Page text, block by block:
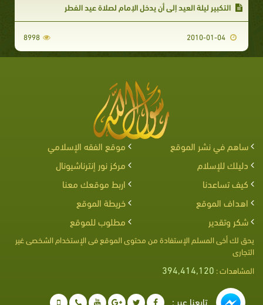
التكبير ليلة العيد إلى أن يدخل الإمام لصلاة عيد الفطر
8998
ساهم في نشر الموقع
موقع الفقه الإسلامي
دليلك للإسلام
مركز نور إنترناشيونال
كيف تساعدنا
اربط موقعك معنا
اهداف الموقع
خريطة الموقع
شكر وتقدير
مطلوب للموقع
يحق لك أخى المسلم الإستفادة من محتوى الموقع فى الإستخدام الشخصى غير
التجارى
المشاهدات : 394,414,120
تابعنا عبر :